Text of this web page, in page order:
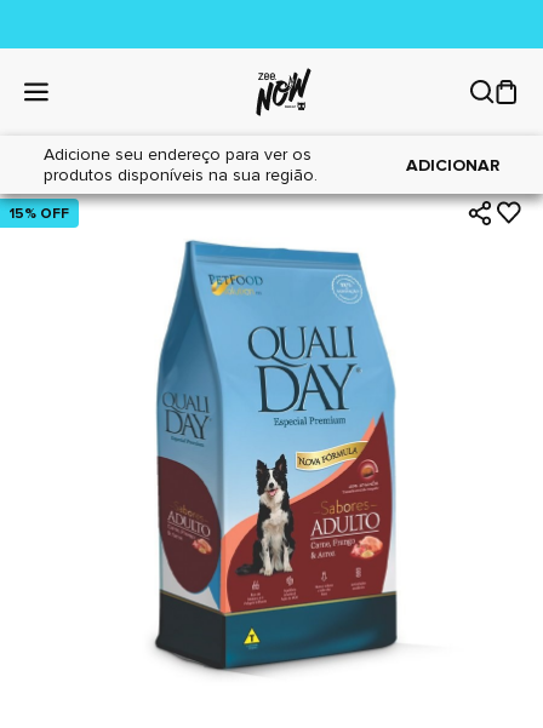
Adicione seu endereço para ver os
produtos disponíveis na sua região.
ADICIONAR
Home|Cães|Alimentos
15% OFF